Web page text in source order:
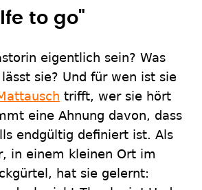
to go"
eigentlich sein? Was
sie? Und für wen ist sie
trifft, wer sie hört
eine Ahnung davon, dass
endgültig definiert ist. Als
in einem kleinen Ort im
hat sie gelernt: